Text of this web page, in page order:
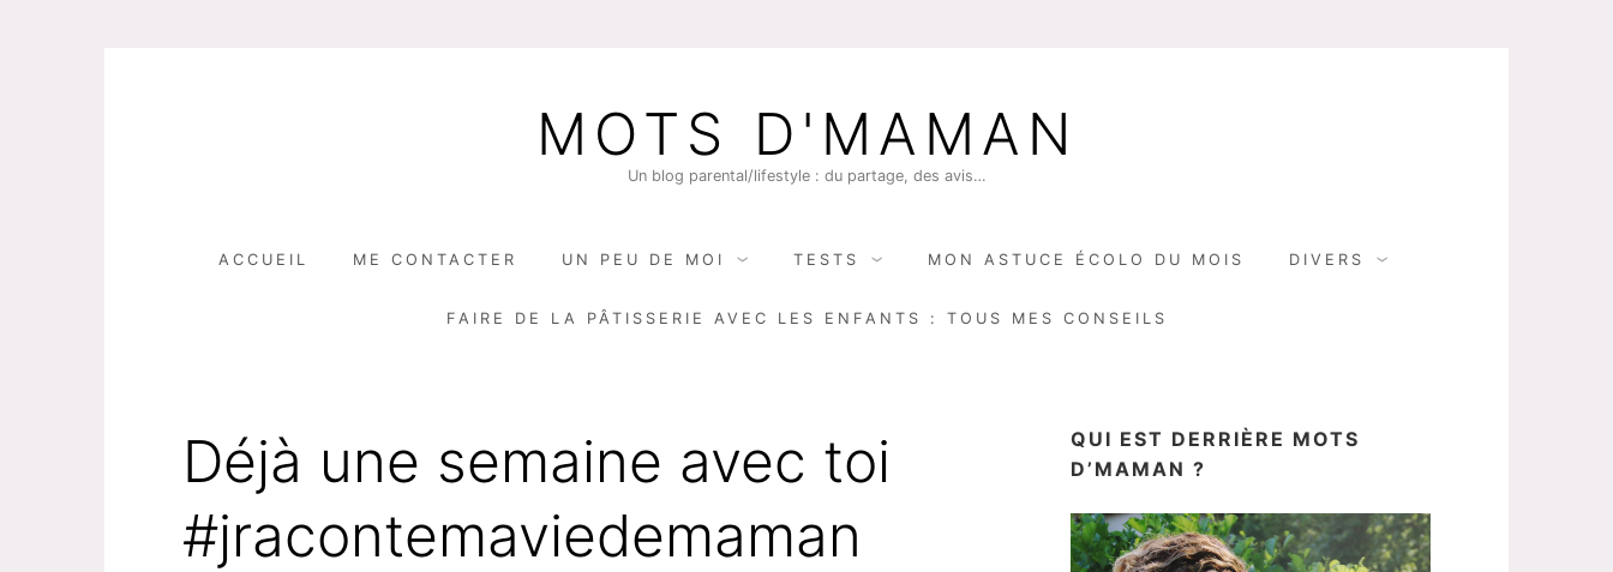
MOTS D'MAMAN
Un blog parental/lifestyle : du partage, des avis…
ACCUEIL ME CONTACTER UN PEU DE MOI TESTS MON ASTUCE ÉCOLO DU MOIS DIVERS
FAIRE DE LA PÂTISSERIE AVEC LES ENFANTS : TOUS MES CONSEILS
Déjà une semaine avec toi
#jracontemaviedemaman
QUI EST DERRIÈRE MOTS
D’MAMAN ?